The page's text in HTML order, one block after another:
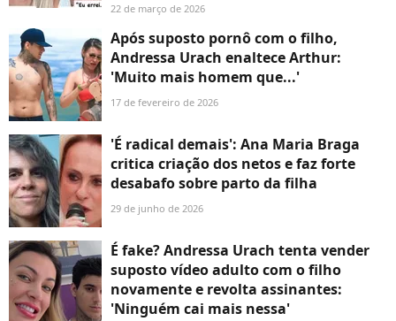
22 de março de 2026
Após suposto pornô com o filho,
Andressa Urach enaltece Arthur:
'Muito mais homem que...'
17 de fevereiro de 2026
'É radical demais': Ana Maria Braga
critica criação dos netos e faz forte
desabafo sobre parto da filha
29 de junho de 2026
É fake? Andressa Urach tenta vender
suposto vídeo adulto com o filho
novamente e revolta assinantes:
'Ninguém cai mais nessa'